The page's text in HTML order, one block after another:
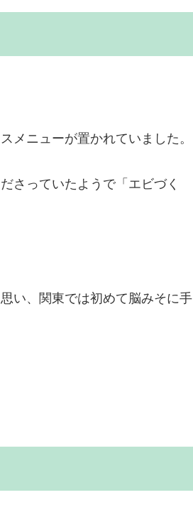
メニューが置かれていました。
さっていたようで「エビづく
い、関東では初めて脳みそに手